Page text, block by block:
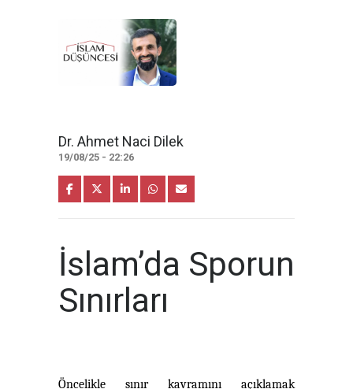
Dr. Ahmet Naci Dilek
19/08/25 - 22:26
İslam’da Sporun
Sınırları
Öncelikle sınır kavramını açıklamak